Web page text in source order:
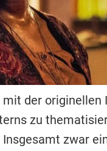
der
zu
zwar